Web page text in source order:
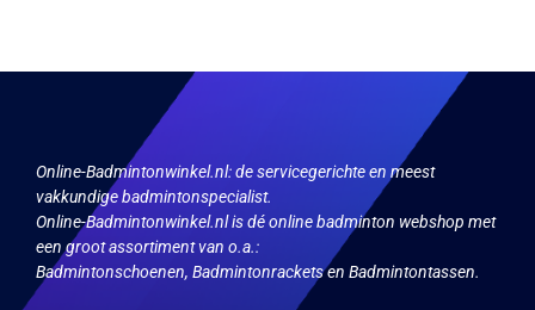
worden
productpagina
worden
productpagina
Online-Badmintonwinkel.nl:de servicegerichte en meest
vakkundige badmintonspecialist.
Online-Badmintonwinkel.nl is dé online badminton webshop met
een groot assortiment van o.a.:
Badmintonschoenen, Badmintonrackets en Badmintontassen.